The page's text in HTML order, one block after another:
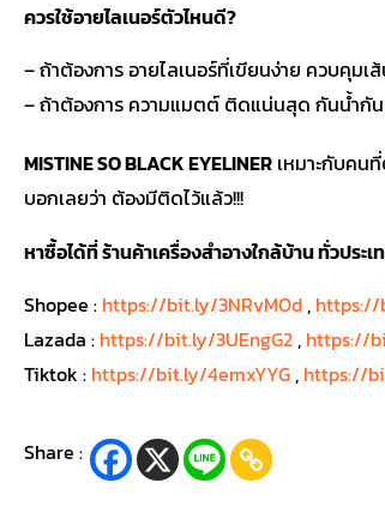
ควรใช้อายไลเนอร์ตัวไหนดี?
– ถ้าต้องการ อายไลเนอร์ที่เขียนง่าย ควบคุมเ
– ถ้าต้องการ ความแมตต์ ติดแน่นสุด กันน้ำกัน
MISTINE SO BLACK EYELINER เหมาะกับคน
บอกเลยว่า ต้องมีติดไว้แล้ว!!!
หาซื้อได้ที่ ร้านค้าเครื่องสำอางใกล้บ้าน ทั่วประ
Shopee : https://bit.ly/3NRvMOd , https://
Lazada : https://bit.ly/3UEngG2 , https://
Tiktok : https://bit.ly/4emxYYG , https://
Share :